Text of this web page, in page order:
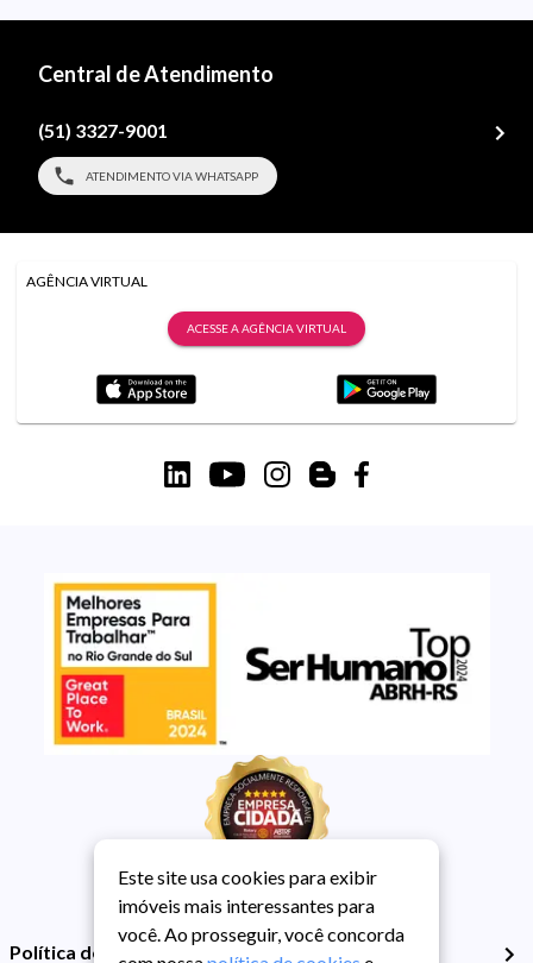
Central de Atendimento
(51) 3327-9001
ATENDIMENTO VIA WHATSAPP
AGÊNCIA VIRTUAL
ACESSE A AGÊNCIA VIRTUAL
Política de Privacidade
Este site usa cookies para exibir
imóveis mais interessantes para
você. Ao prosseguir, você concorda